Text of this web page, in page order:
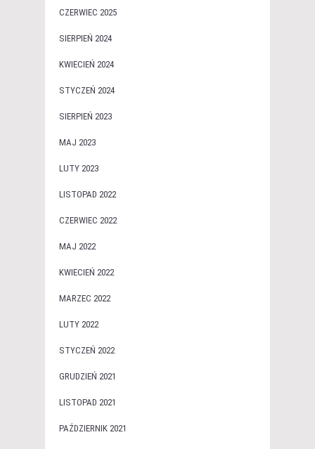
CZERWIEC 2025
SIERPIEŃ 2024
KWIECIEŃ 2024
STYCZEŃ 2024
SIERPIEŃ 2023
MAJ 2023
LUTY 2023
LISTOPAD 2022
CZERWIEC 2022
MAJ 2022
KWIECIEŃ 2022
MARZEC 2022
LUTY 2022
STYCZEŃ 2022
GRUDZIEŃ 2021
LISTOPAD 2021
PAŹDZIERNIK 2021